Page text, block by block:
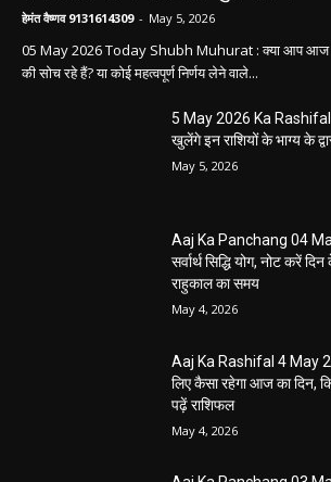
हेमंत वैष्णव 9131614309 - May 5, 2026
05 May 2026 Today Shubh Muhurat : क्या आप आज
की सोच रहे हैं? या कोई महत्वपूर्ण निर्णय लेने वाले...
5 May 2026 Ka
खुलेंगे इन राशियों के भाग्य के
May 5, 2026
Aaj Ka Panchang 04
सर्वार्थ सिद्धि योग, नोट करें
राहुकाल का समय
May 4, 2026
Aaj Ka Rashifal 4 May
लिए कैसा रहेगा आज का दिन,
पढ़ें राशिफल
May 4, 2026